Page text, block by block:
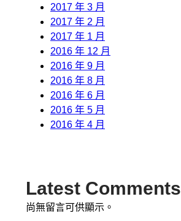
2017 年 3 月
2017 年 2 月
2017 年 1 月
2016 年 12 月
2016 年 9 月
2016 年 8 月
2016 年 6 月
2016 年 5 月
2016 年 4 月
Latest Comments
尚無留言可供顯示。